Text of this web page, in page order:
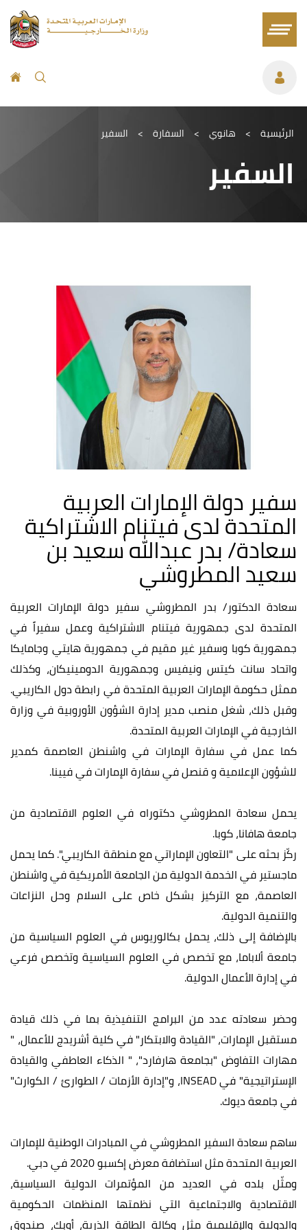
الرئيسية > هانوي > السفارة > السفير
السفير
سفير دولة الإمارات العربية
المتحدة لدى فيتنام الاشتراكية
سعادة/ بدر عبدالله سعيد بن
سعيد المطروشي
سعادة الدكتور/ بدر المطروشي سفير دولة الإمارات العربية
المتحدة لدى جمهورية فيتنام الاشتراكية وعمل سفيراً في
جمهورية كوبا وسفير غير مقيم في جمهورية هايتي وجامايكا
واتحاد سانت كيتس ونيفيس وجمهورية الدومينيكان، وكذلك
ممثل حكومة الإمارات العربية المتحدة في رابطة دول الكاريبي.
وقبل ذلك، شغل منصب مدير إدارة الشؤون الأوروبية في وزارة
الخارجية في الإمارات العربية المتحدة.
كما عمل في سفارة الإمارات في واشنطن العاصمة كمدير
للشؤون الإعلامية و قنصل في سفارة الإمارات في فيينا.
يحمل سعادة المطروشي دكتوراه في العلوم الاقتصادية من
جامعة هافانا، كوبا.
ركّز بحثه على "التعاون الإماراتي مع منطقة الكاريبي". كما يحمل
ماجستير في الخدمة الدولية من الجامعة الأمريكية في واشنطن
العاصمة، مع التركيز بشكل خاص على السلام وحل النزاعات
والتنمية الدولية.
بالإضافة إلى ذلك، يحمل بكالوريوس في العلوم السياسية من
جامعة ألاباما، مع تخصص في العلوم السياسية وتخصص فرعي
في إدارة الأعمال الدولية.
وحضر سعادته عدد من البرامج التنفيذية بما في ذلك قيادة
مستقبل الإمارات، "القيادة والابتكار" في كلية أشريدج للأعمال، "
مهارات التفاوض "بجامعة هارفارد"، " الذكاء العاطفي والقيادة
الإستراتيجية" في INSEAD، و"إدارة الأزمات / الطوارئ / الكوارث"
في جامعة ديوك.
ساهم سعادة السفير المطروشي في المبادرات الوطنية للإمارات
العربية المتحدة مثل استضافة معرض إكسبو 2020 في دبي.
ومثّل بلده في العديد من المؤتمرات الدولية السياسية،
الاقتصادية والاجتماعية التي نظمتها المنظمات الحكومية
والدولية والإقليمية مثل وكالة الطاقة الذرية، أوبك، صندوق